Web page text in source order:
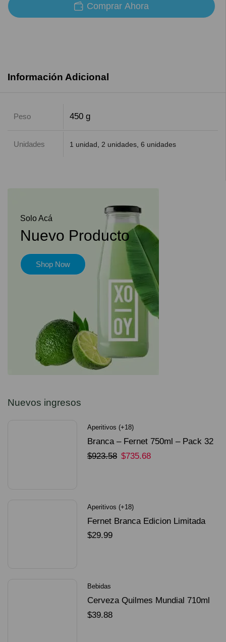
Comprar Ahora
Información Adicional
Peso 450 g
Unidades 1 unidad 2 unidades 6 unidades
Solo Acá
Nuevo Producto
Shop Now
Nuevos ingresos
Aperitivos (+18)
Branca – Fernet 750ml – Pack 32
Unidades
$923.58 $735.68
Aperitivos (+18)
Fernet Branca Edicion Limitada
Dorado Mundial
$29.99
Bebidas
Cerveza Quilmes Mundial 710ml
packX4
$39.88